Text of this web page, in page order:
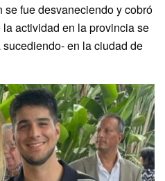
fue desvaneciendo y cobró
actividad en la provincia se
en la ciudad de